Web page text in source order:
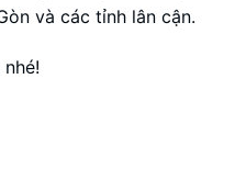
và các tỉnh lân cận.